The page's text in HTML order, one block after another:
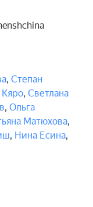
, Степан
, Светлана
, Ольга
Матюхова,
, Нина Есина,